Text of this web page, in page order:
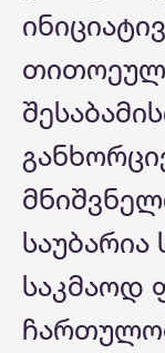
საუბარია
საკმაოდ